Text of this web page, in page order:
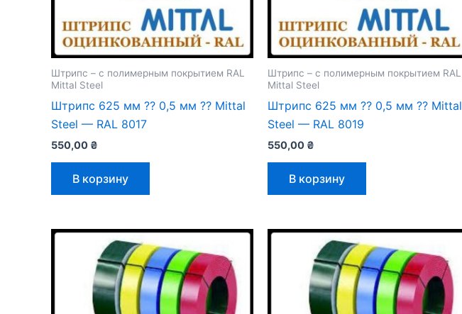
Штрипс – с полимерным покрытием RAL
Mittal Steel
Штрипс 625 мм ⁇ 0,5 мм ⁇ Mittal
Steel — RAL 8017
550,00 ₴
В корзину
Штрипс – с полимерным покрытием RAL
Mittal Steel
Штрипс 625 мм ⁇ 0,5 мм ⁇ Mittal
Steel — RAL 8019
550,00 ₴
В корзину